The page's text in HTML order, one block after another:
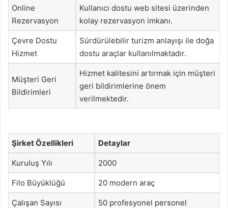
Online
Rezervasyon
Kullanıcı dostu web sitesi üzerinden
kolay rezervasyon imkanı.
Çevre Dostu
Hizmet
Sürdürülebilir turizm anlayışı ile doğa
dostu araçlar kullanılmaktadır.
Müşteri Geri
Bildirimleri
Hizmet kalitesini artırmak için müşteri
geri bildirimlerine önem
verilmektedir.
Şirket Özellikleri Detaylar
Kuruluş Yılı 2000
Filo Büyüklüğü 20 modern araç
Çalışan Sayısı 50 profesyonel personel